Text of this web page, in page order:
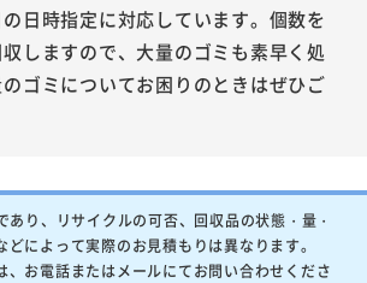
日時指定に対応しています。個数を
しますので、大量のゴミも素早く処
ゴミについてお困りのときはぜひご
り、リサイクルの可否、回収品の状態・量・
どによって実際のお見積もりは異なります。
、お電話またはメールにてお問い合わせくださ